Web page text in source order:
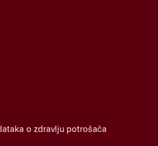
o zdravlju potrošača